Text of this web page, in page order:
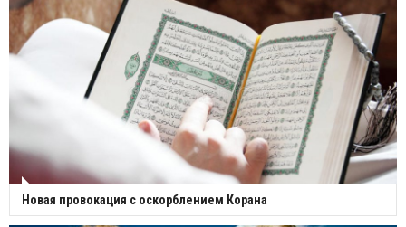
Новая провокация с оскорблением Корана